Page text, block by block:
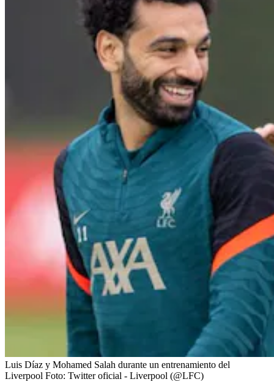
Luis Díaz y Mohamed Salah durante un entrenamiento del
Liverpool Foto: Twitter oficial - Liverpool (@LFC)